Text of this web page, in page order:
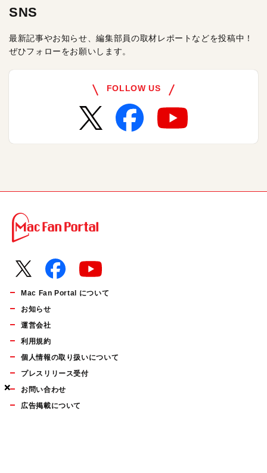
×
×
×
SNS
最新記事やお知らせ、編集部員の取材レポートなどを投稿中！
ぜひフォローをお願いします。
FOLLOW US
Mac Fan Portal について
お知らせ
運営会社
利用規約
個人情報の取り扱いについて
プレスリリース受付
お問い合わせ
広告掲載について